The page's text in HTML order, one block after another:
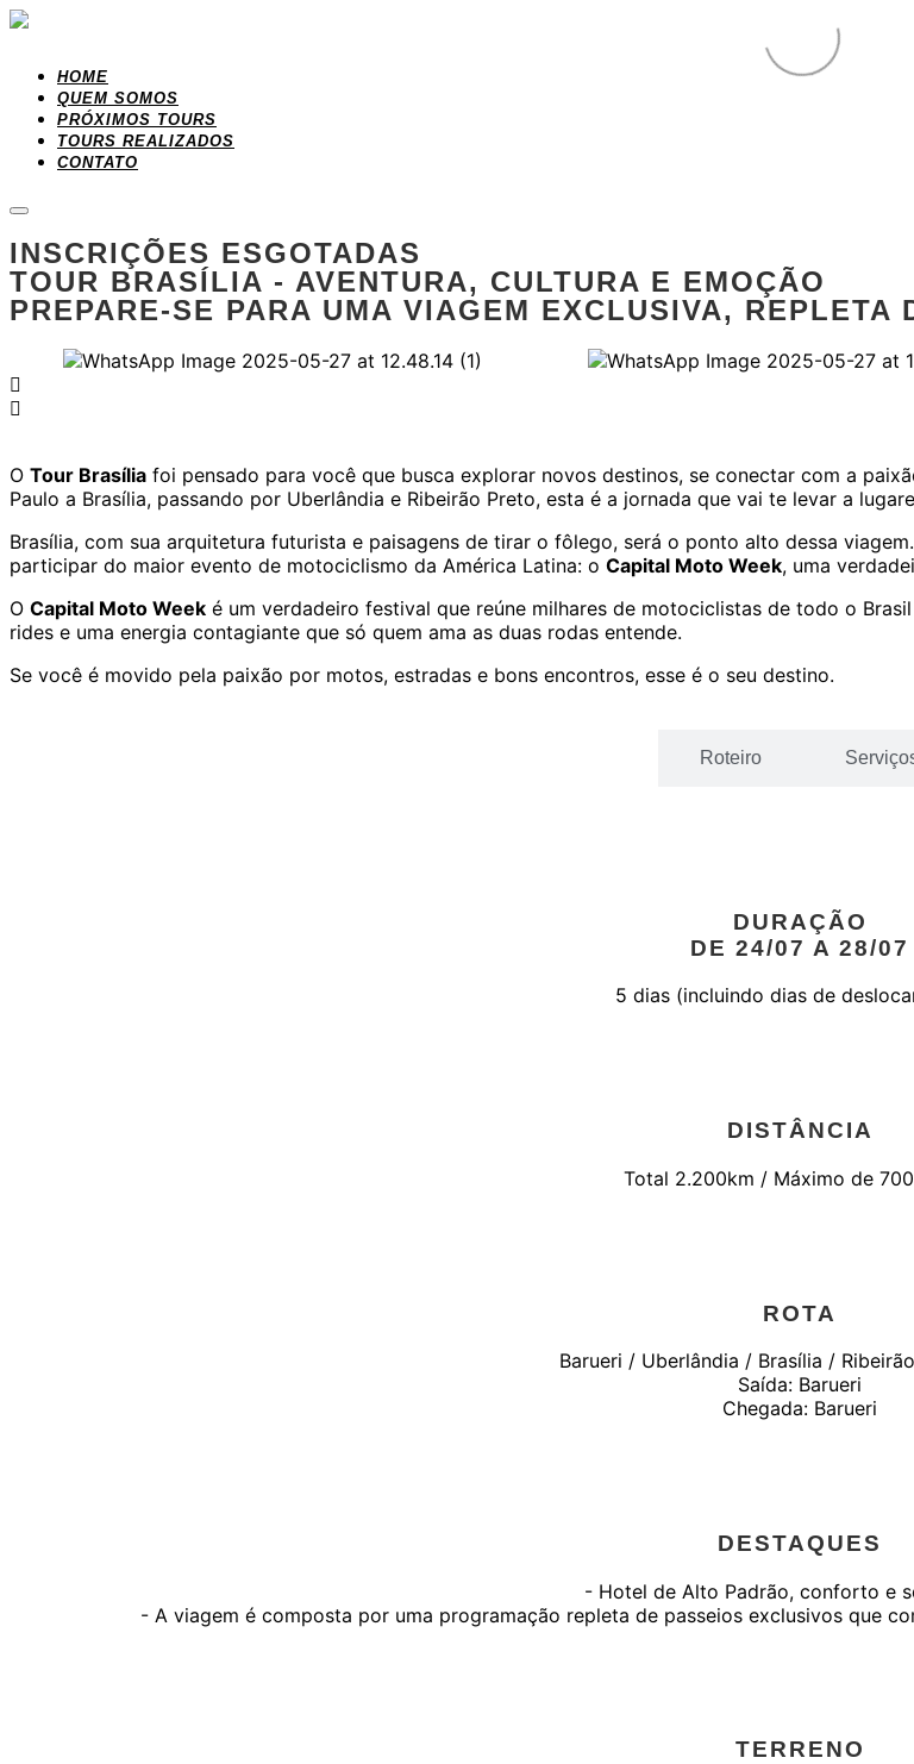
HOME
QUEM SOMOS
PRÓXIMOS TOURS
TOURS REALIZADOS
CONTATO
INSCRIÇÕES ESGOTADAS
TOUR BRASÍLIA - AVENTURA, CULTURA E EMOÇÃO
PREPARE-SE PARA UMA VIAGEM EXCLUSIVA,
O Tour Brasília foi pensado para você que busca explorar novos destinos, se conectar com a
Paulo a Brasília, passando por Uberlândia e Ribeirão Preto, esta é a jornada que vai te levar a
Brasília, com sua arquitetura futurista e paisagens de tirar o fôlego, será o ponto alto dessa
participar do maior evento de motociclismo da América Latina: o Capital Moto Week, uma
O Capital Moto Week é um verdadeiro festival que reúne milhares de motociclistas de todo o
rides e uma energia contagiante que só quem ama as duas rodas entende.
Se você é movido pela paixão por motos, estradas e bons encontros, esse é o seu destino.
Roteiro
DURAÇÃO
DE 24/07 A 28/07
5 dias (incluindo dias de
DISTÂNCIA
Total 2.200km / Máximo de
ROTA
Barueri / Uberlândia / Brasília /
Saída: Barueri
Chegada: Barueri
DESTAQUES
- Hotel de Alto Padrão, conforto e
- A viagem é composta por uma programação repleta de passeios exclusivos que
TERRENO